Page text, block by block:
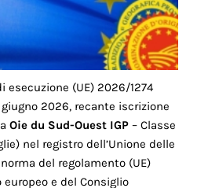
esecuzione (UE) 2026/1274
2026, recante iscrizione
Oie du Sud-Ouest IGP– Classe
nel registro dell’Unione delle
del regolamento (UE)
europeo e del Consiglio